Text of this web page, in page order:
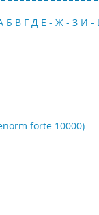
Б В Г Д Е - Ж - З И -
forte 10000)